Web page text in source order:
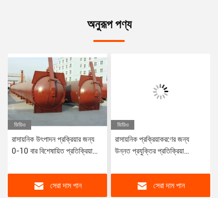
অনুরূপ পণ্য
রাসায়নিক উৎপাদন প্রক্রিয়ার জন্য
0-10 বার বিশেষায়িত প্রতিক্রিয়া
সেরা দাম পান
ভিডিও
রাসায়নিক প্রক্রিয়াকরণের জন্য
উন্নত প্রযুক্তির প্রতিক্রিয়া
সেরা দাম পান